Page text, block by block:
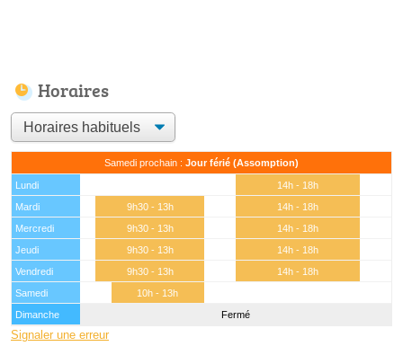
Horaires
Samedi prochain : Jour férié (Assomption)
Lundi
14h - 18h
Mardi
9h30 - 13h
14h - 18h
Mercredi
9h30 - 13h
14h - 18h
Jeudi
9h30 - 13h
14h - 18h
Vendredi
9h30 - 13h
14h - 18h
Samedi
10h - 13h
Dimanche
Fermé
Signaler une erreur